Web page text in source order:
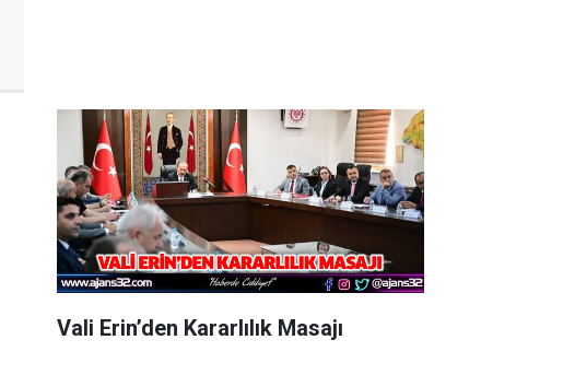
Vali Erin’den Kararlılık Masajı